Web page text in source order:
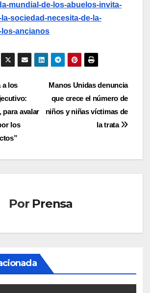
mundial-de-los-abuelos-invita-
sociedad-necesita-de-la-
ancianos
Manos Unidas denuncia
que crece el número de
niños y niñas víctimas de
la trata
a los
para avalar
los
Por Prensa